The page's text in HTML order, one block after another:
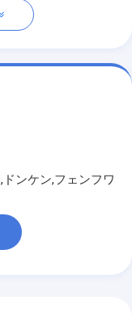
ンケン,フェンフワ